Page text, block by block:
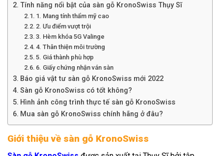
Tính năng nổi bật của sàn gỗ KronoSwiss Thụy Sĩ
1. Mang tính thẩm mỹ cao
2. Ưu điểm vượt trội
3. Hèm khóa 5G Valinge
4. Thân thiện môi trường
5. Giá thành phù hợp
6. Giấy chứng nhận ván sàn
Báo giá vật tư sàn gỗ KronoSwiss mới 2022
Sàn gỗ KronoSwiss có tốt không?
Hình ảnh công trình thực tế sàn gỗ KronoSwiss
Mua sàn gỗ KronoSwiss chính hãng ở đâu?
Giới thiệu về sàn gỗ KronoSwiss